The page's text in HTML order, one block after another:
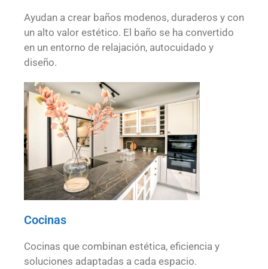
Ayudan a crear baños modenos, duraderos y con
un alto valor estético. El baño se ha convertido
en un entorno de relajación, autocuidado y
diseño.
Cocinas
Cocinas que combinan estética, eficiencia y
soluciones adaptadas a cada espacio.